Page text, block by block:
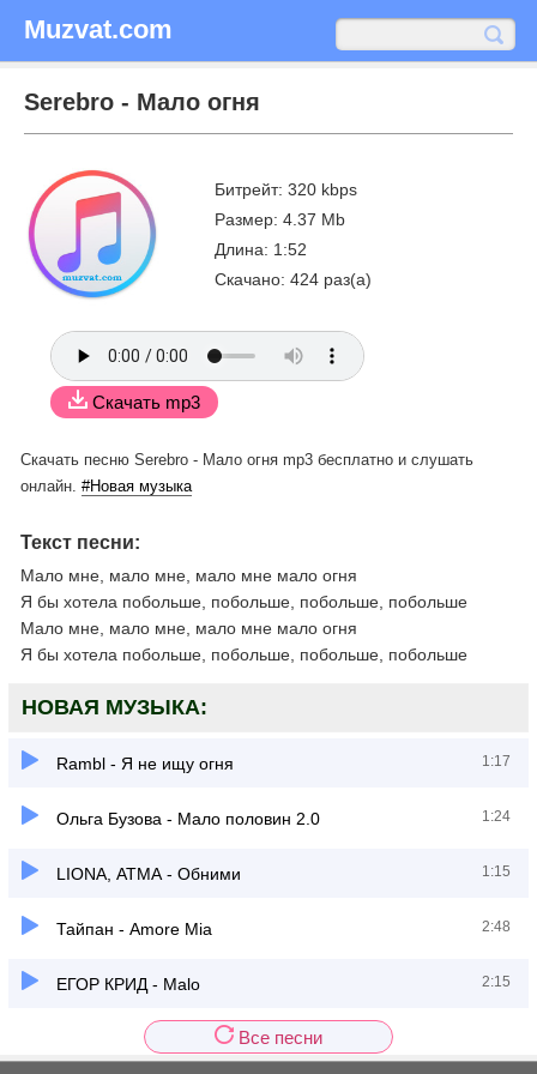
Muzvat.com
Serebro - Мало огня
Битрейт: 320 kbps
Размер: 4.37 Mb
Длина: 1:52
Скачано: 424 раз(а)
Скачать mp3
Скачать песню Serebro - Мало огня mp3 бесплатно и слушать
онлайн. #Новая музыка
Текст песни:
Мало мне, мало мне, мало мне мало огня
Я бы хотела побольше, побольше, побольше, побольше
Мало мне, мало мне, мало мне мало огня
Я бы хотела побольше, побольше, побольше, побольше
НОВАЯ МУЗЫКА:
Rambl - Я не ищу огня 1:17
Ольга Бузова - Мало половин 2.0 1:24
LIONA, АТМА - Обними 1:15
Тайпан - Amore Mia 2:48
ЕГОР КРИД - Malo 2:15
Все песни